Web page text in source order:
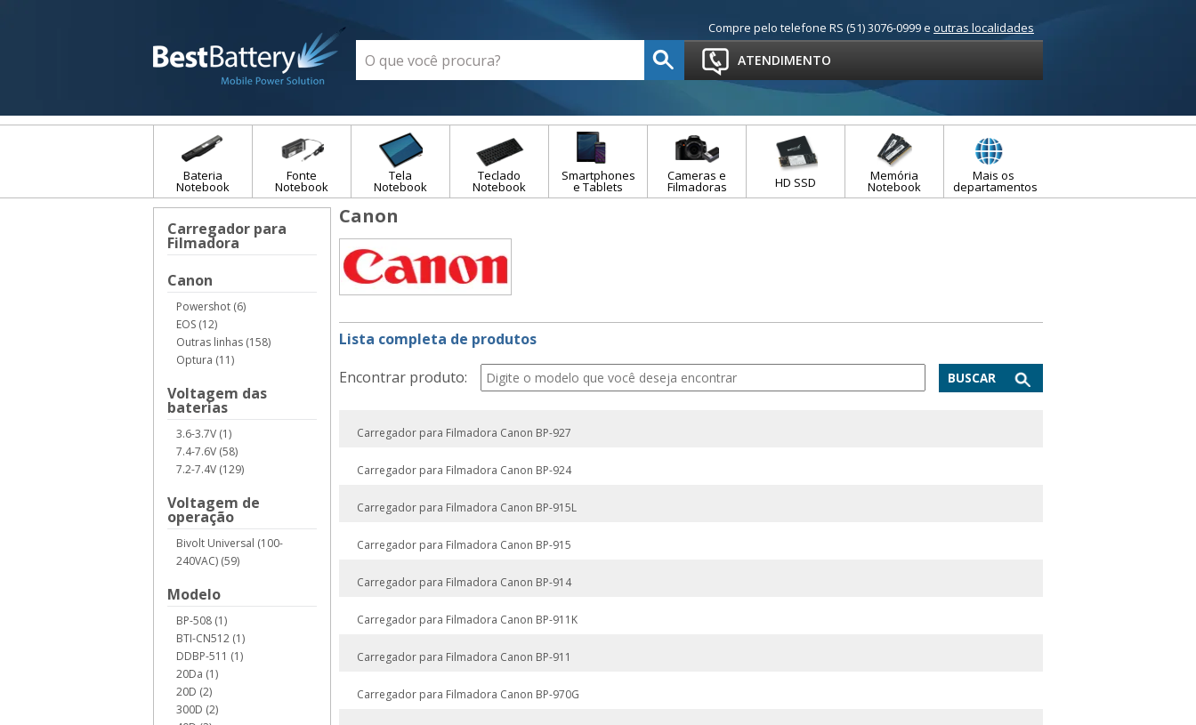
Compre pelo telefone RS (51) 3076-0999 e outras localidades
ATENDIMENTO
Bateria
Notebook
Fonte
Notebook
Tela
Notebook
Teclado
Notebook
Smartphones
e Tablets
Cameras e
Filmadoras HD SSD Memória
Notebook
Mais os
departamentos
Carregador para
Filmadora
Canon
Powershot (6)
EOS (12)
Outras linhas (158)
Optura (11)
Voltagem das
baterias
3.6-3.7V (1)
7.4-7.6V (58)
7.2-7.4V (129)
Voltagem de
operação
Bivolt Universal (100-
240VAC) (59)
Modelo
BP-508 (1)
BTI-CN512 (1)
DDBP-511 (1)
20Da (1)
20D (2)
300D (2)
Canon
Lista completa de produtos
Encontrar produto:
BUSCAR
Carregador para Filmadora Canon BP-927
Carregador para Filmadora Canon BP-924
Carregador para Filmadora Canon BP-915L
Carregador para Filmadora Canon BP-915
Carregador para Filmadora Canon BP-914
Carregador para Filmadora Canon BP-911K
Carregador para Filmadora Canon BP-911
Carregador para Filmadora Canon BP-970G